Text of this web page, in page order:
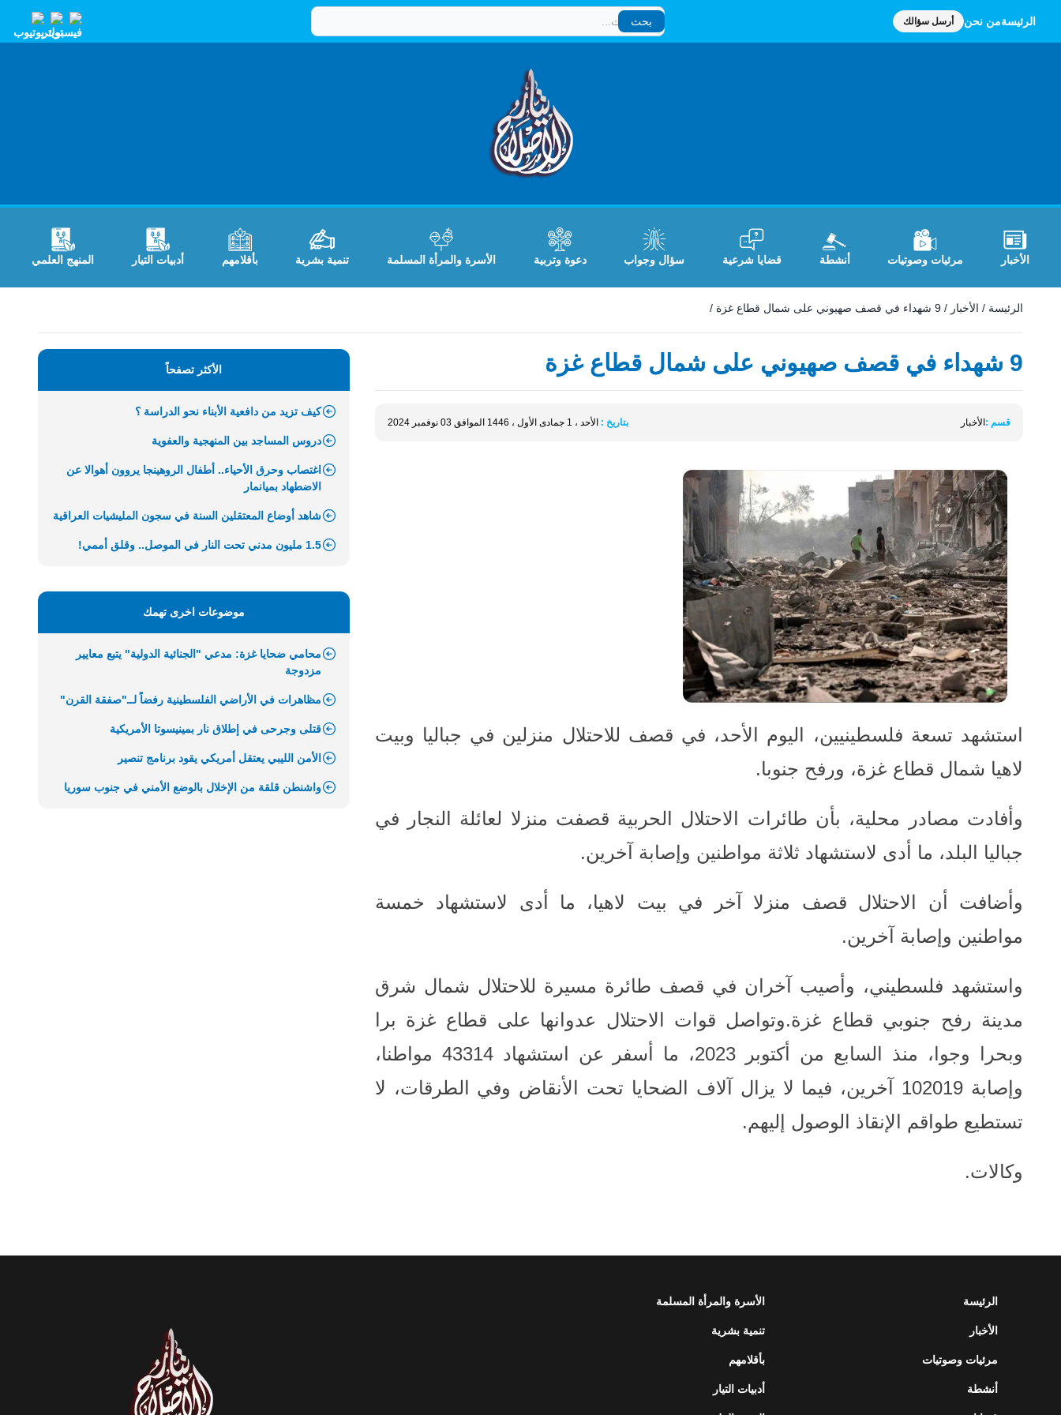
الرئيسةمن نحن أرسل سؤالك
بحث
بحث
الأخبار مرئيات وصوتيات أنشطة قضايا شرعية سؤال وجواب دعوة وتربية الأسرة والمرأة المسلمة تنمية بشرية بأقلامهم أدبيات التيار المنهج العلمي
الرئيسة / الأخبار / 9 شهداء في قصف صهيوني على شمال قطاع غزة /
9 شهداء في قصف صهيوني على شمال قطاع غزة
قسم : الأخبار بتاريخ : الأحد ، 1 جمادى الأول ، 1446 الموافق 03 نوفمبر 2024
استشهد تسعة فلسطينيين، اليوم الأحد، في قصف للاحتلال منزلين في جباليا وبيت
لاهيا شمال قطاع غزة، ورفح جنوبا.
وأفادت مصادر محلية، بأن طائرات الاحتلال الحربية قصفت منزلا لعائلة النجار في
جباليا البلد، ما أدى لاستشهاد ثلاثة مواطنين وإصابة آخرين.
وأضافت أن الاحتلال قصف منزلا آخر في بيت لاهيا، ما أدى لاستشهاد خمسة
مواطنين وإصابة آخرين.
واستشهد فلسطيني، وأصيب آخران في قصف طائرة مسيرة للاحتلال شمال شرق
مدينة رفح جنوبي قطاع غزة.وتواصل قوات الاحتلال عدوانها على قطاع غزة برا
وبحرا وجوا، منذ السابع من أكتوبر 2023، ما أسفر عن استشهاد 43314 مواطنا،
وإصابة 102019 آخرين، فيما لا يزال آلاف الضحايا تحت الأنقاض وفي الطرقات، لا
تستطيع طواقم الإنقاذ الوصول إليهم.
.وكالات
الأكثر تصفحاً
كيف تزيد من دافعية الأبناء نحو الدراسة ؟
دروس المساجد بين المنهجية والعفوية
اغتصاب وحرق الأحياء.. أطفال الروهينجا يروون أهوالا عن
الاضطهاد بميانمار
شاهد أوضاع المعتقلين السنة في سجون المليشيات العراقية
1.5 مليون مدني تحت النار في الموصل.. وقلق أممي!
موضوعات اخرى تهمك
محامي ضحايا غزة: مدعي "الجنائية الدولية" يتبع معايير
مزدوجة
مظاهرات في الأراضي الفلسطينية رفضاً لــ"صفقة القرن"
قتلى وجرحى في إطلاق نار بمينيسوتا الأمريكية
الأمن الليبي يعتقل أمريكي يقود برنامج تنصير
واشنطن قلقة من الإخلال بالوضع الأمني في جنوب سوريا
الرئيسة
الأخبار
مرئيات وصوتيات
أنشطة
الأسرة والمرأة المسلمة
تنمية بشرية
بأقلامهم
أدبيات التيار